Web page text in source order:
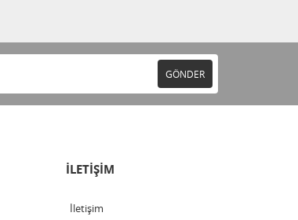
GÖNDER
İLETİŞİM
İletişim